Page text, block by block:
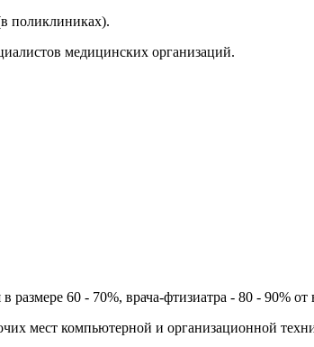
поликлиниках).
медицинских организаций.
60 - 70%, врача-фтизиатра - 80 - 90%
мест компьютерной и организационной